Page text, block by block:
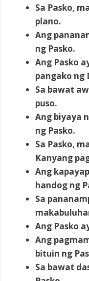
Sa Pasko,
plano.
Ang
ng Pasko.
Ang Pasko
pangako ng
Sa bawat
puso.
Ang biyaya
ng Pasko.
Sa Pasko,
Kanyang
Ang
handog ng
Sa
Ang Pasko
Ang
bituin ng
Sa bawat